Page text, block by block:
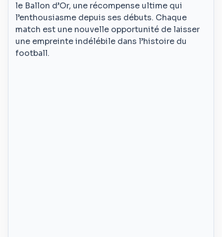
le Ballon d’Or, une récompense ultime qui
l’enthousiasme depuis ses débuts. Chaque
match est une nouvelle opportunité de laisser
une empreinte indélébile dans l’histoire du
football.